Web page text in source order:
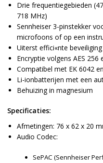
Drie frequentiegebieden
718 MHz)
Sennheiser 3-pinstekker
microfoons of op een
Uiterst effici«nte
Encryptie volgens AES 256
Compatibel met EK 6042
Li-ionbatterijen met een
Behuizing in magnesium
Specificaties:
Afmetingen: 76 x 62 x 20
Audio Codec:
SePAC (Sennheiser